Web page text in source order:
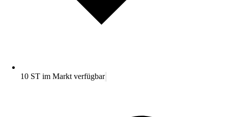
10 ST im Markt verfügbar